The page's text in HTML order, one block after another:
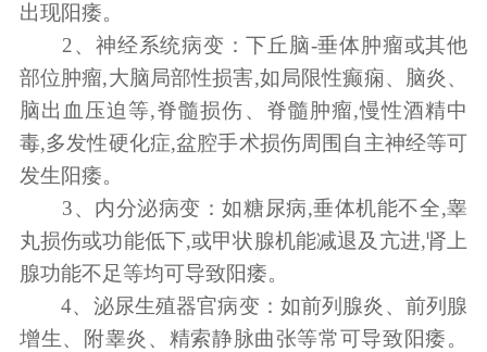
出现阳痿。
2、神经系统病变：下丘脑-垂体肿瘤或其他
部位肿瘤,大脑局部性损害,如局限性癫痫、脑炎、
脑出血压迫等,脊髓损伤、脊髓肿瘤,慢性酒精中
毒,多发性硬化症,盆腔手术损伤周围自主神经等可
发生阳痿。
3、内分泌病变：如糖尿病,垂体机能不全,睾
丸损伤或功能低下,或甲状腺机能减退及亢进,肾上
腺功能不足等均可导致阳痿。
4、泌尿生殖器官病变：如前列腺炎、前列腺
增生、附睾炎、精索静脉曲张等常可导致阳痿。